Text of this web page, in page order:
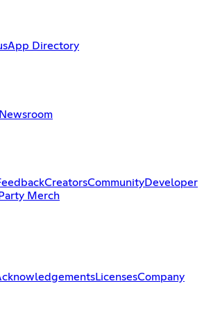
App Directory
Newsroom
CreatorsCommunityDeveloper
Merch
LicensesCompany